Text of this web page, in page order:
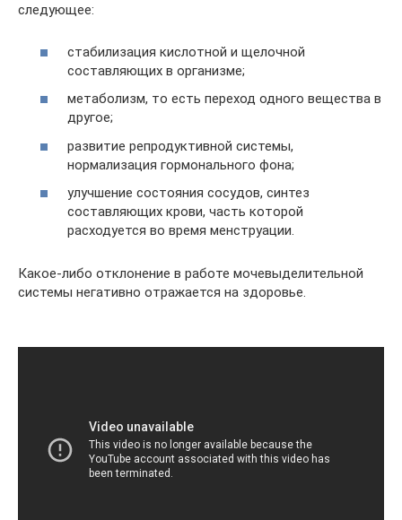
следующее:
стабилизация кислотной и щелочной
составляющих в организме;
метаболизм, то есть переход одного вещества в
другое;
развитие репродуктивной системы,
нормализация гормонального фона;
улучшение состояния сосудов, синтез
составляющих крови, часть которой
расходуется во время менструации.
Какое-либо отклонение в работе мочевыделительной
системы негативно отражается на здоровье.